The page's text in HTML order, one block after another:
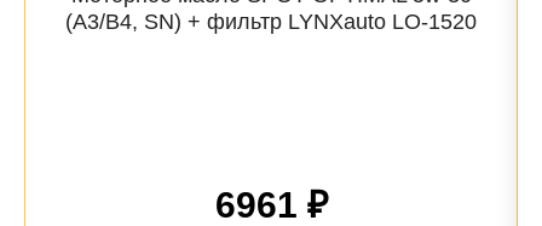
(A3/B4, SN) + фильтр LYNXauto LO-1520
6961 ₽